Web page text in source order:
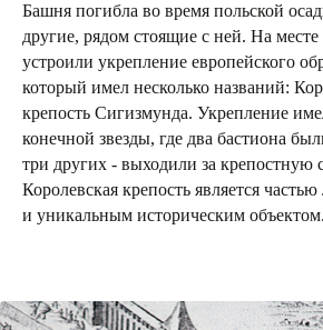
Башня погибла во время польской
другие, рядом стоящие с ней. На
устроили укрепление европейского
который имел несколько названий:
крепость Сигизмунда. Укрепление
конечной звезды, где два бастиона
три других - выходили за крепостную
Королевская крепость является
и уникальным историческим объектом.